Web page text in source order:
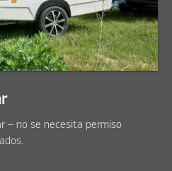
– no se necesita permiso